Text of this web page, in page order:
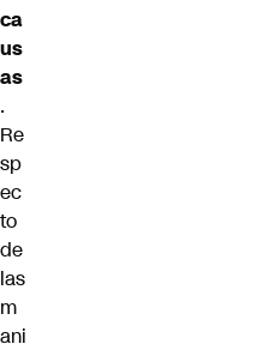
ca
us
as
.
Re
sp
ec
to
de
las
m
ani